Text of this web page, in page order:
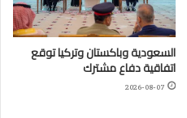
السعودية وباكستان وتركيا توقع
اتفاقية دفاع مشترك
2026-08-07